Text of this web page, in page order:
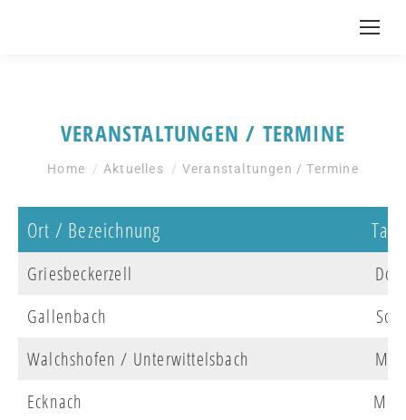
VERANSTALTUNGEN / TERMINE
You are here:
Home Aktuelles Veranstaltungen / Termine
Ort / Bezeichnung Tag
Griesbeckerzell
Do
Gallenbach
So
Walchshofen / Unterwittelsbach
Mi
Ecknach
Mo